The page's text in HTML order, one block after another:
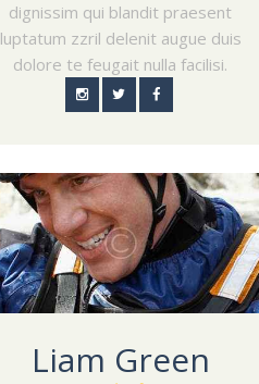
dignissim qui blandit praesent
luptatum zzril delenit augue duis
dolore te feugait nulla facilisi.
Liam Green